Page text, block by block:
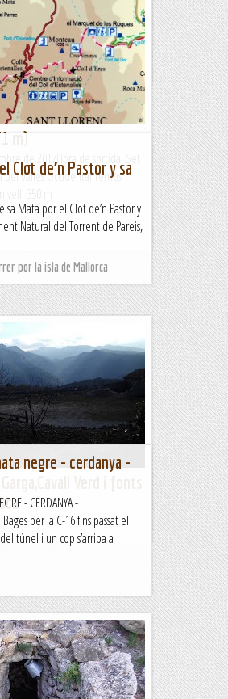
per a la marató Perimetral. El
ruta de 22 km i prop de 1000
m)
de 2017Hora de sortida: Set
Vallès Occidental.Temps
350 m
Clot de’n Pastor y sa
sa Mata por el Clot de’n Pastor y
Natural del Torrent de Pareis,
por la isla de Mallorca
Verd i fonts
negre - cerdanya -
- CERDANYA -
per la C-16 fins passat el
túnel i un cop s’arriba a